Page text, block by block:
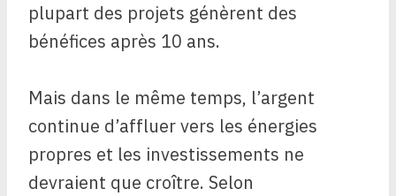
plupart des projets génèrent des
bénéfices après 10 ans.
Mais dans le même temps, l’argent
continue d’affluer vers les énergies
propres et les investissements ne
devraient que croître. Selon